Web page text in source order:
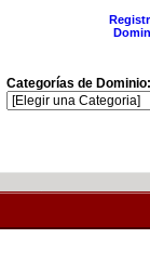
Categorías de Dominio: